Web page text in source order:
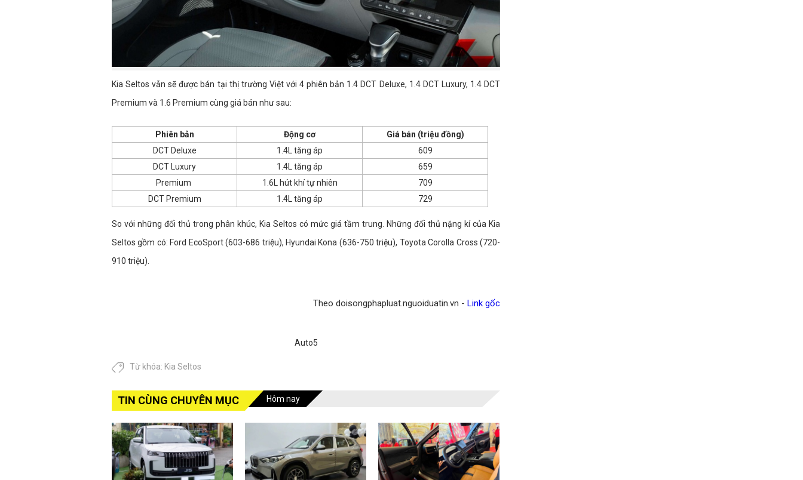
Kia Seltos vẫn sẽ được bán tại thị trường Việt với 4 phiên bản 1.4 DCT Deluxe, 1.4 DCT Luxury, 1.4 DCT
Premium và 1.6 Premium cùng giá bán như sau:
Phiên bản Động cơ
Giá bán (triệu đồng)
DCT Deluxe
1.4L tăng áp
609
DCT Luxury
1.4L tăng áp
659
Premium
1.6L hút khí tự nhiên
709
DCT Premium
1.4L tăng áp 729
So với những đối thủ trong phân khúc, Kia Seltos có mức giá tầm trung. Những đối thủ nặng kí của Kia
Seltos gồm có: Ford EcoSport (603-686 triệu), Hyundai Kona (636-750 triệu), Toyota Corolla Cross (720-
910 triệu).
Theo doisongphapluat.nguoiduatin.vn - Link gốc
Auto5
Từ khóa: Kia Seltos
TIN CÙNG CHUYÊN MỤC Hôm nay